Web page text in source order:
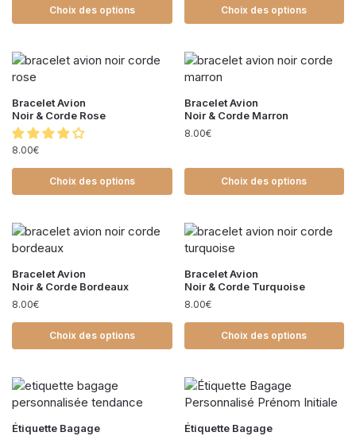
Choix des options Choix des options
Bracelet Avion
Noir & Corde Rose
8.00€
Choix des options
Bracelet Avion
Noir & Corde Marron
8.00€
Choix des options
Bracelet Avion
Noir & Corde Bordeaux
8.00€
Choix des options
Bracelet Avion
Noir & Corde Turquoise
8.00€
Choix des options
Étiquette Bagage
Étiquette Bagage